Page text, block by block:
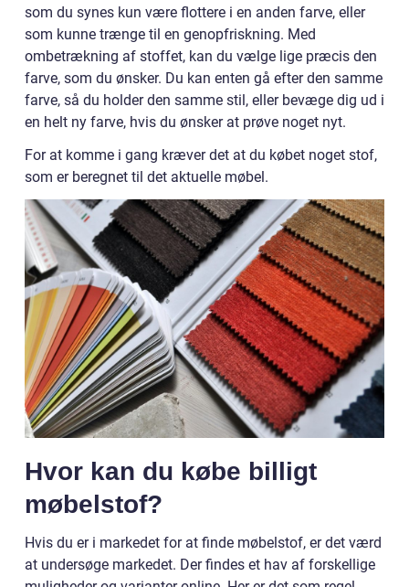
som du synes kun være flottere i en anden farve, eller
som kunne trænge til en genopfriskning. Med
ombetrækning af stoffet, kan du vælge lige præcis den
farve, som du ønsker. Du kan enten gå efter den samme
farve, så du holder den samme stil, eller bevæge dig ud i
en helt ny farve, hvis du ønsker at prøve noget nyt.
For at komme i gang kræver det at du købet noget stof,
som er beregnet til det aktuelle møbel.
Hvor kan du købe billigt
møbelstof?
Hvis du er i markedet for at finde møbelstof, er det værd
at undersøge markedet. Der findes et hav af forskellige